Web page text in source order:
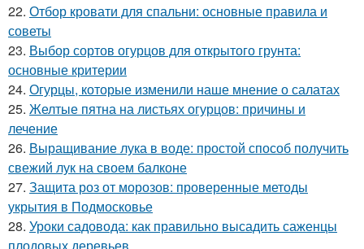
22. Отбор кровати для спальни: основные правила и
советы
23. Выбор сортов огурцов для открытого грунта:
основные критерии
24. Огурцы, которые изменили наше мнение о салатах
25. Желтые пятна на листьях огурцов: причины и
лечение
26. Выращивание лука в воде: простой способ получить
свежий лук на своем балконе
27. Защита роз от морозов: проверенные методы
укрытия в Подмосковье
28. Уроки садовода: как правильно высадить саженцы